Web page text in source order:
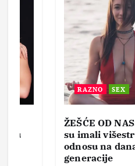
u
RAZNO SEX
ŽEŠĆE OD
su imali
odnosu na
generacije